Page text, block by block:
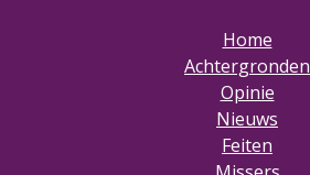
Home
Achtergronden
Opinie
Nieuws
Feiten